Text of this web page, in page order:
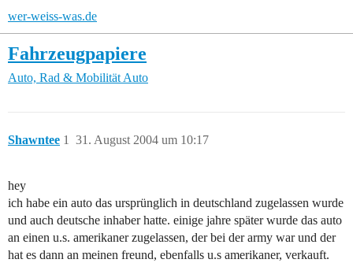
wer-weiss-was.de
Fahrzeugpapiere
Auto, Rad & Mobilität Auto
Shawntee 31. August 2004 um 10:17
1
hey
ich habe ein auto das ursprünglich in deutschland zugelassen wurde
und auch deutsche inhaber hatte. einige jahre später wurde das auto
an einen u.s. amerikaner zugelassen, der bei der army war und der
hat es dann an meinen freund, ebenfalls u.s amerikaner, verkauft.